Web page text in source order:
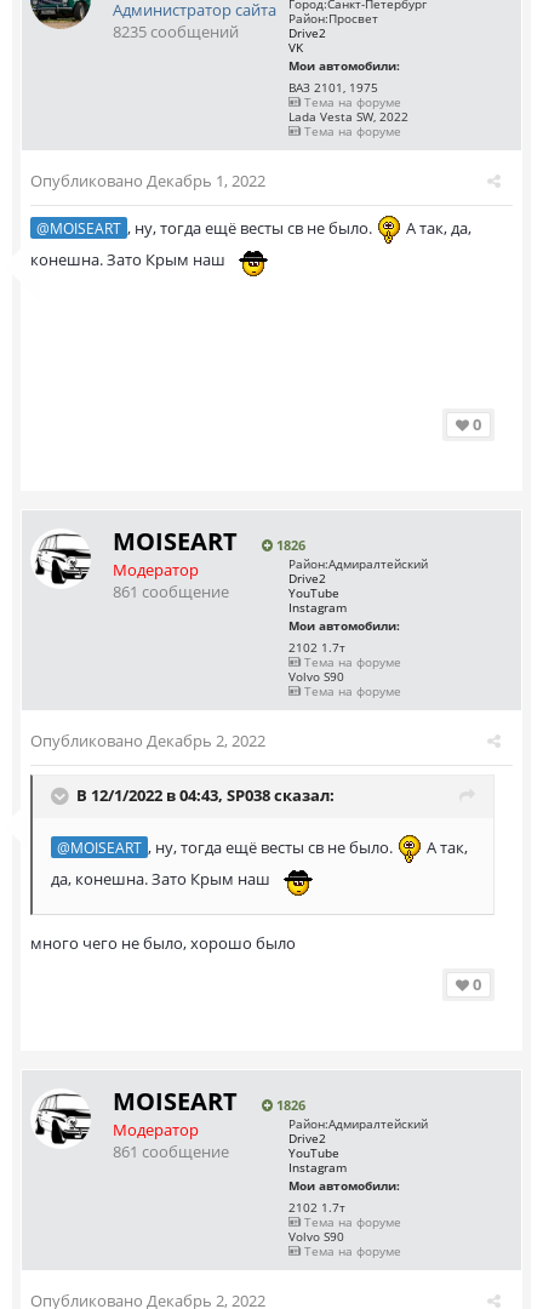
Администратор сайта
8235 сообщений
Район:Просвет
Drive2
VK
Мои автомобили:
ВАЗ 2101, 1975
Тема на форуме
Lada Vesta SW, 2022
Тема на форуме
Опубликовано Декабрь 1, 2022
@MOISEART , ну, тогда ещё весты св не было.
А так, да,
конешна. Зато Крым наш
0
MOISEART 1826
Модератор
861 сообщение
Район:Адмиралтейский
Drive2
YouTube
Instagram
Мои автомобили:
2102 1.7т
Тема на форуме
Volvo S90
Тема на форуме
Опубликовано Декабрь 2, 2022
В 12/1/2022 в 04:43, SP038сказал:
@MOISEART , ну, тогда ещё весты св не было.
А так,
да, конешна. Зато Крым наш
много чего не было, хорошо было
0
MOISEART 1826
Модератор
861 сообщение
Район:Адмиралтейский
Drive2
YouTube
Instagram
Мои автомобили:
2102 1.7т
Тема на форуме
Volvo S90
Тема на форуме
Опубликовано Декабрь 2, 2022